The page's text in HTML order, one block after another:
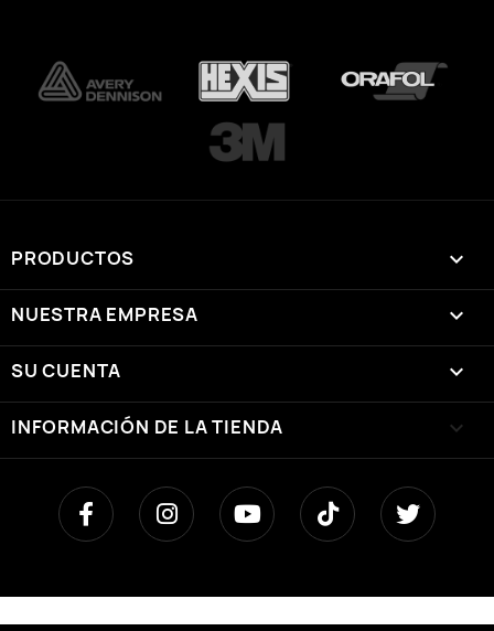
PRODUCTOS 
NUESTRA EMPRESA 
SU CUENTA 
INFORMACIÓN DE LA TIENDA keyboard_arrow_down